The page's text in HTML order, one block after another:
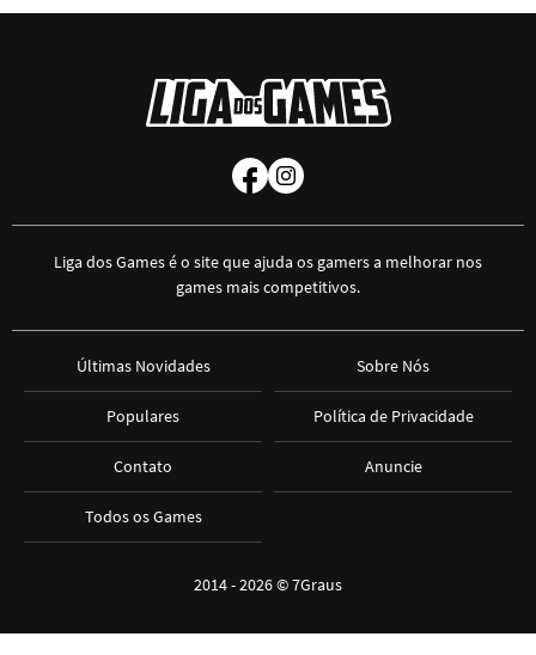
Liga dos Games é o site que ajuda os gamers a melhorar nos
games mais competitivos.
Últimas Novidades
Populares
Contato
Todos os Games
Sobre Nós
Política de Privacidade
Anuncie
2014 - 2026 ©7Graus